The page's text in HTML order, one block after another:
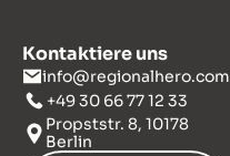
Kontaktiere uns
info@regionalhero.com
+49 30 66 77 12 33
Propststr. 8, 10178
Berlin